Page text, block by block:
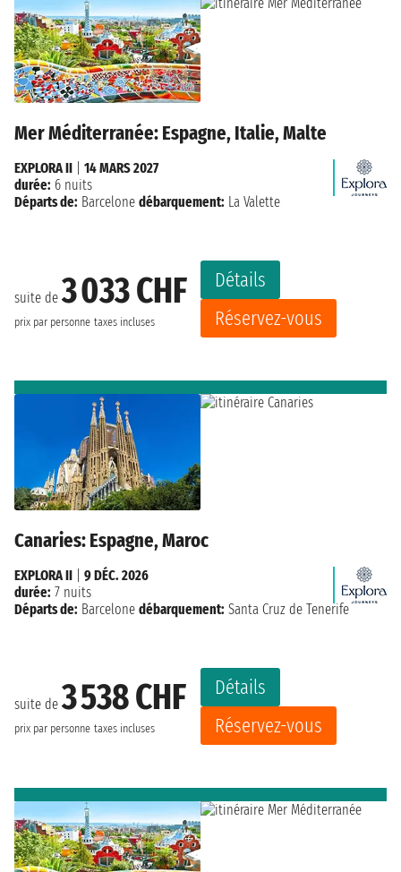
Mer Méditerranée: Espagne, Italie, Malte
suite de3 033 CHF
prix par personne taxes incluses
Détails
Réservez-vous
EXPLORA II
14 MARS 2027
durée: 6 nuits
Départs de: Barcelone débarquement: La Valette
Canaries: Espagne, Maroc
suite de3 538 CHF
prix par personne taxes incluses
Détails
Réservez-vous
EXPLORA II
9 DÉC. 2026
durée: 7 nuits
Départs de: Barcelone débarquement: Santa Cruz de Tenerife